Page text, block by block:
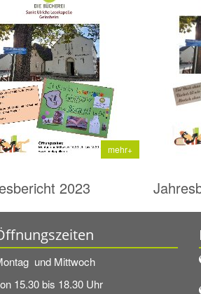
mehr+
2023
und Mittwoch
15.30 bis 18.30 Uhr